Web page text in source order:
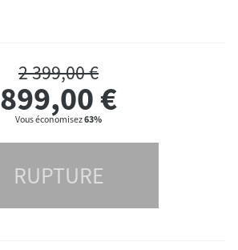
2 399,00 €
899,00€
Vous économisez63%
RUPTURE